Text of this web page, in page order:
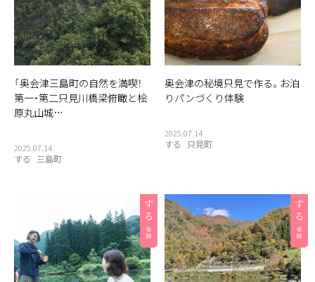
「奥会津三島町の自然を満喫！
第一・第二只見川橋梁俯瞰と桧
原丸山城…
2025.07.14
する 三島町
奥会津の秘境只見で作る。お泊
りパンづくり体験
2025.07.14
する 只見町